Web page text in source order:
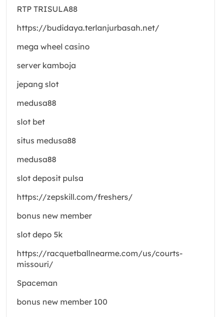
RTP TRISULA88
https://budidaya.terlanjurbasah.net/
mega wheel casino
server kamboja
jepang slot
medusa88
slot bet
situs medusa88
medusa88
slot deposit pulsa
https://zepskill.com/freshers/
bonus new member
slot depo 5k
https://racquetballnearme.com/us/courts-
missouri/
Spaceman
bonus new member 100